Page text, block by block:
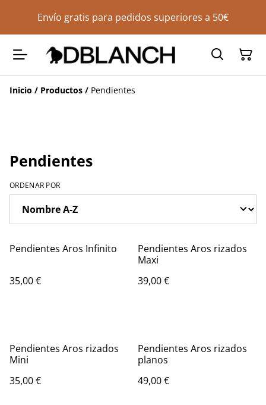
Envío gratis para pedidos superiores a 50€
Inicio / Productos / Pendientes
Pendientes
ORDENAR POR
Pendientes Aros Infinito
35,00 €
Pendientes Aros rizados
Maxi
39,00 €
Pendientes Aros rizados
Mini
35,00 €
Pendientes Aros rizados
planos
49,00 €